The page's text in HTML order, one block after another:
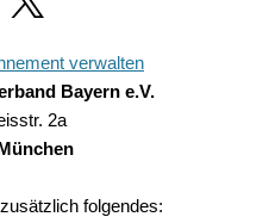
verwalten
Bayern e.V.
2a
folgendes: